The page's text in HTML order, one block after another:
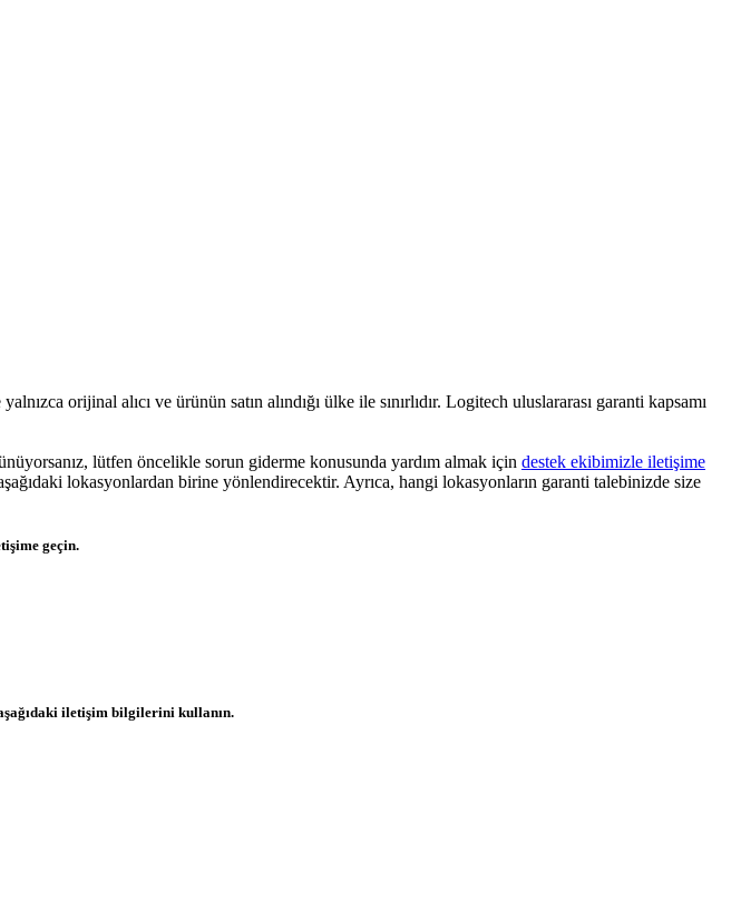
orijinal alıcı ve ürünün satın alındığı ülke ile sınırlıdır. Logitech uluslararası garanti kapsamı
lütfen öncelikle sorun giderme konusunda yardım almak için destek ekibimizle iletişime
lokasyonlardan birine yönlendirecektir. Ayrıca, hangi lokasyonların garanti talebinizde size
geçin.
iletişim bilgilerini kullanın.